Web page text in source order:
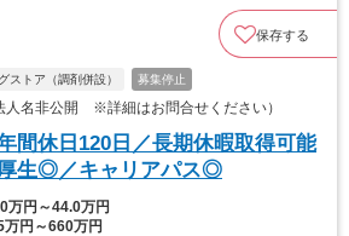
保存する
ストア（調剤併設） 募集停止
人名非公開 ※詳細はお問合せください）
間休日120日／長期休暇取得可能
生◎／キャリアパス◎
万円～44.0万円
万円～660万円